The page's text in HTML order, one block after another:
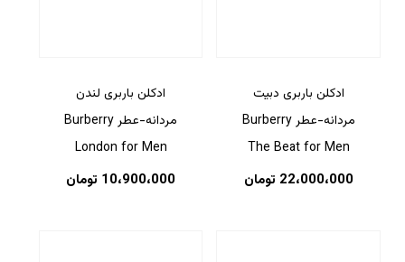
ادکلن باربری دبیت
مردانه-عطر Burberry
The Beat for Men
22،000،000 تومان
ادکلن باربری لندن
مردانه-عطر Burberry
London for Men
10،900،000 تومان